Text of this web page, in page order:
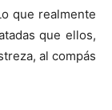
que realmente
que ellos,
al compás